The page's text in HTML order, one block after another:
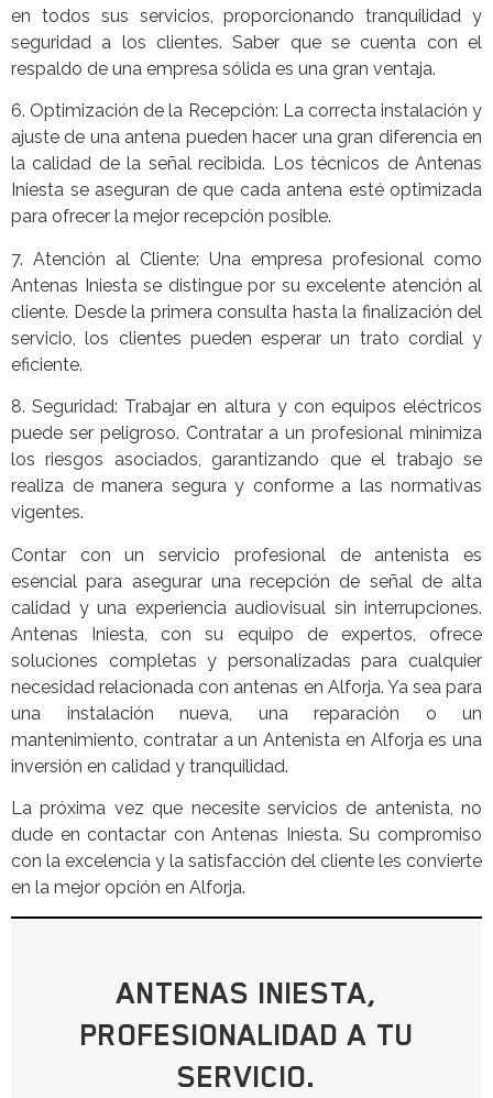
en todos sus servicios, proporcionando tranquilidad y
seguridad a los clientes. Saber que se cuenta con el
respaldo de una empresa sólida es una gran ventaja.
6. Optimización de la Recepción: La correcta instalación y
ajuste de una antena pueden hacer una gran diferencia en
la calidad de la señal recibida. Los técnicos de Antenas
Iniesta se aseguran de que cada antena esté optimizada
para ofrecer la mejor recepción posible.
7. Atención al Cliente: Una empresa profesional como
Antenas Iniesta se distingue por su excelente atención al
cliente. Desde la primera consulta hasta la finalización del
servicio, los clientes pueden esperar un trato cordial y
eficiente.
8. Seguridad: Trabajar en altura y con equipos eléctricos
puede ser peligroso. Contratar a un profesional minimiza
los riesgos asociados, garantizando que el trabajo se
realiza de manera segura y conforme a las normativas
vigentes.
Contar con un servicio profesional de antenista es
esencial para asegurar una recepción de señal de alta
calidad y una experiencia audiovisual sin interrupciones.
Antenas Iniesta, con su equipo de expertos, ofrece
soluciones completas y personalizadas para cualquier
necesidad relacionada con antenas en Alforja. Ya sea para
una instalación nueva, una reparación o un
mantenimiento, contratar a un Antenista en Alforja es una
inversión en calidad y tranquilidad.
La próxima vez que necesite servicios de antenista, no
dude en contactar con Antenas Iniesta. Su compromiso
con la excelencia y la satisfacción del cliente les convierte
en la mejor opción en Alforja.
ANTENAS INIESTA,
PROFESIONALIDAD A TU
SERVICIO.